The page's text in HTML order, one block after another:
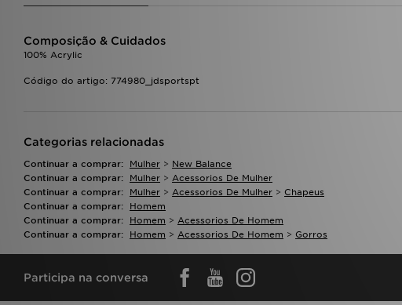
Composição & Cuidados
100% Acrylic
Código do artigo: 774980_jdsportspt
Categorias relacionadas
Continuar a comprar: Mulher > New Balance
Continuar a comprar:
Mulher > Acessorios De Mulher
Continuar a comprar:
Mulher > Acessorios De Mulher > Chapeus
Continuar a comprar:
Homem
Continuar a comprar:
Homem > Acessorios De Homem
Continuar a comprar:
Homem > Acessorios De Homem > Gorros
Participa na conversa